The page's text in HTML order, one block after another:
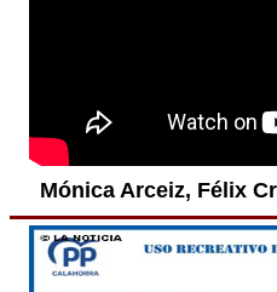
Mónica Arceiz, Félix